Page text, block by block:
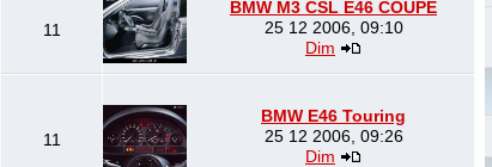
11
BMW M3 CSL E46 COUPE
25 12 2006, 09:10
Dim
11
BMW E46 Touring
25 12 2006, 09:26
Dim